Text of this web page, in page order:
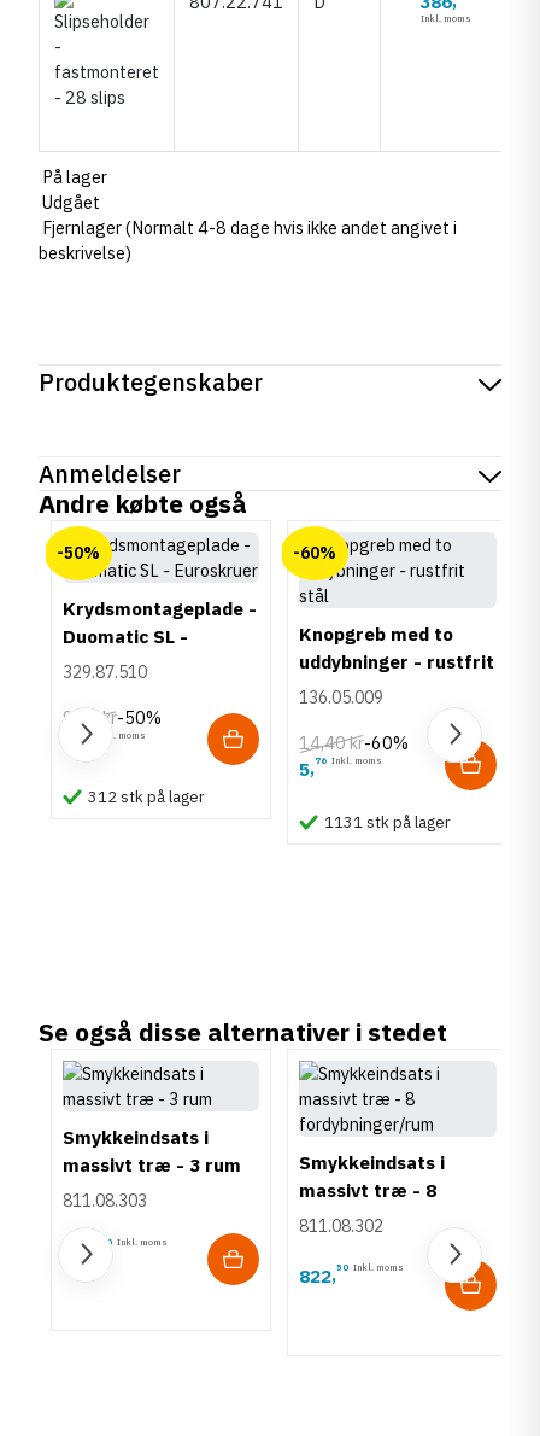
Inkl. moms
På lager
Udgået
Fjernlager (Normalt 4-8 dage hvis ikke andet angivet i
beskrivelse)
Produktegenskaber
TilstandNy
Anmeldelser
chat Anmeldelser (0)
Der er ingen kundeanmeldelser endnu.
Andre købte også
-50%
Krydsmontageplade -
Duomatic SL -
Euroskruer
329.87.510
9,25 kr-50%
63 Inkl. moms
312 stk på lager
-60%
Knopgreb med to
uddybninger - rustfrit
stål
136.05.009
14,40 kr-60%
5,76 Inkl. moms
1131 stk på lager
Se også disse alternativer i stedet
Smykkeindsats i
massivt træ - 3 rum
811.08.303
822 50 Inkl. moms
Smykkeindsats i
massivt træ - 8
fordybninger/rum
811.08.302
822,50 Inkl. moms